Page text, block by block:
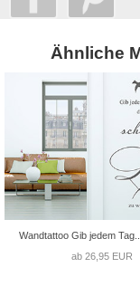
Ähnliche
Wandtattoo Gib jedem
ab 26,95 EUR